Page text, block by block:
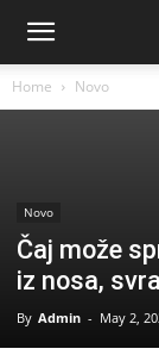
Home Novo
Novo
Čaj može
iz nosa,
By Admin - May 2,